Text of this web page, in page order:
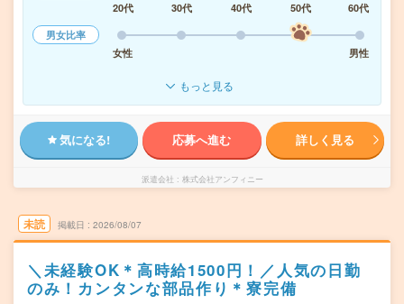
20代
30代 40代 50代
60代
男女比率
女性
男性
もっと見る
気になる! 応募へ進む 詳しく見る
派遣会社 株式会社アンフィニー
未読 掲載日 2026/08/07
＼未経験OK＊高時給1500円！／人気の日勤
のみ！カンタンな部品作り＊寮完備